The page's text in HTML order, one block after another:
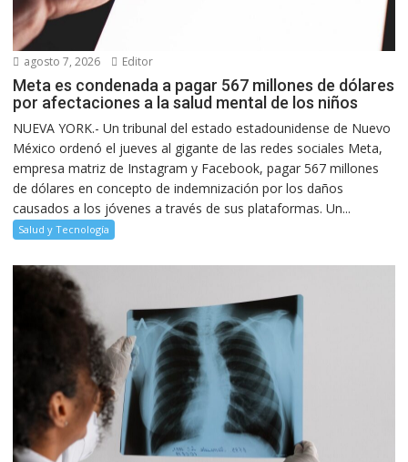
agosto 7, 2026 Editor
Meta es condenada a pagar 567 millones de dólares
por afectaciones a la salud mental de los niños
NUEVA YORK.- Un tribunal del estado estadounidense de Nuevo
México ordenó el jueves al gigante de las redes sociales Meta,
empresa matriz de Instagram y Facebook, pagar 567 millones
de dólares en concepto de indemnización por los daños
causados a los jóvenes a través de sus plataformas. Un...
Salud y Tecnología